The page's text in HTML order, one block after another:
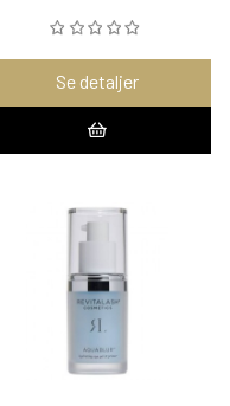
Se detaljer